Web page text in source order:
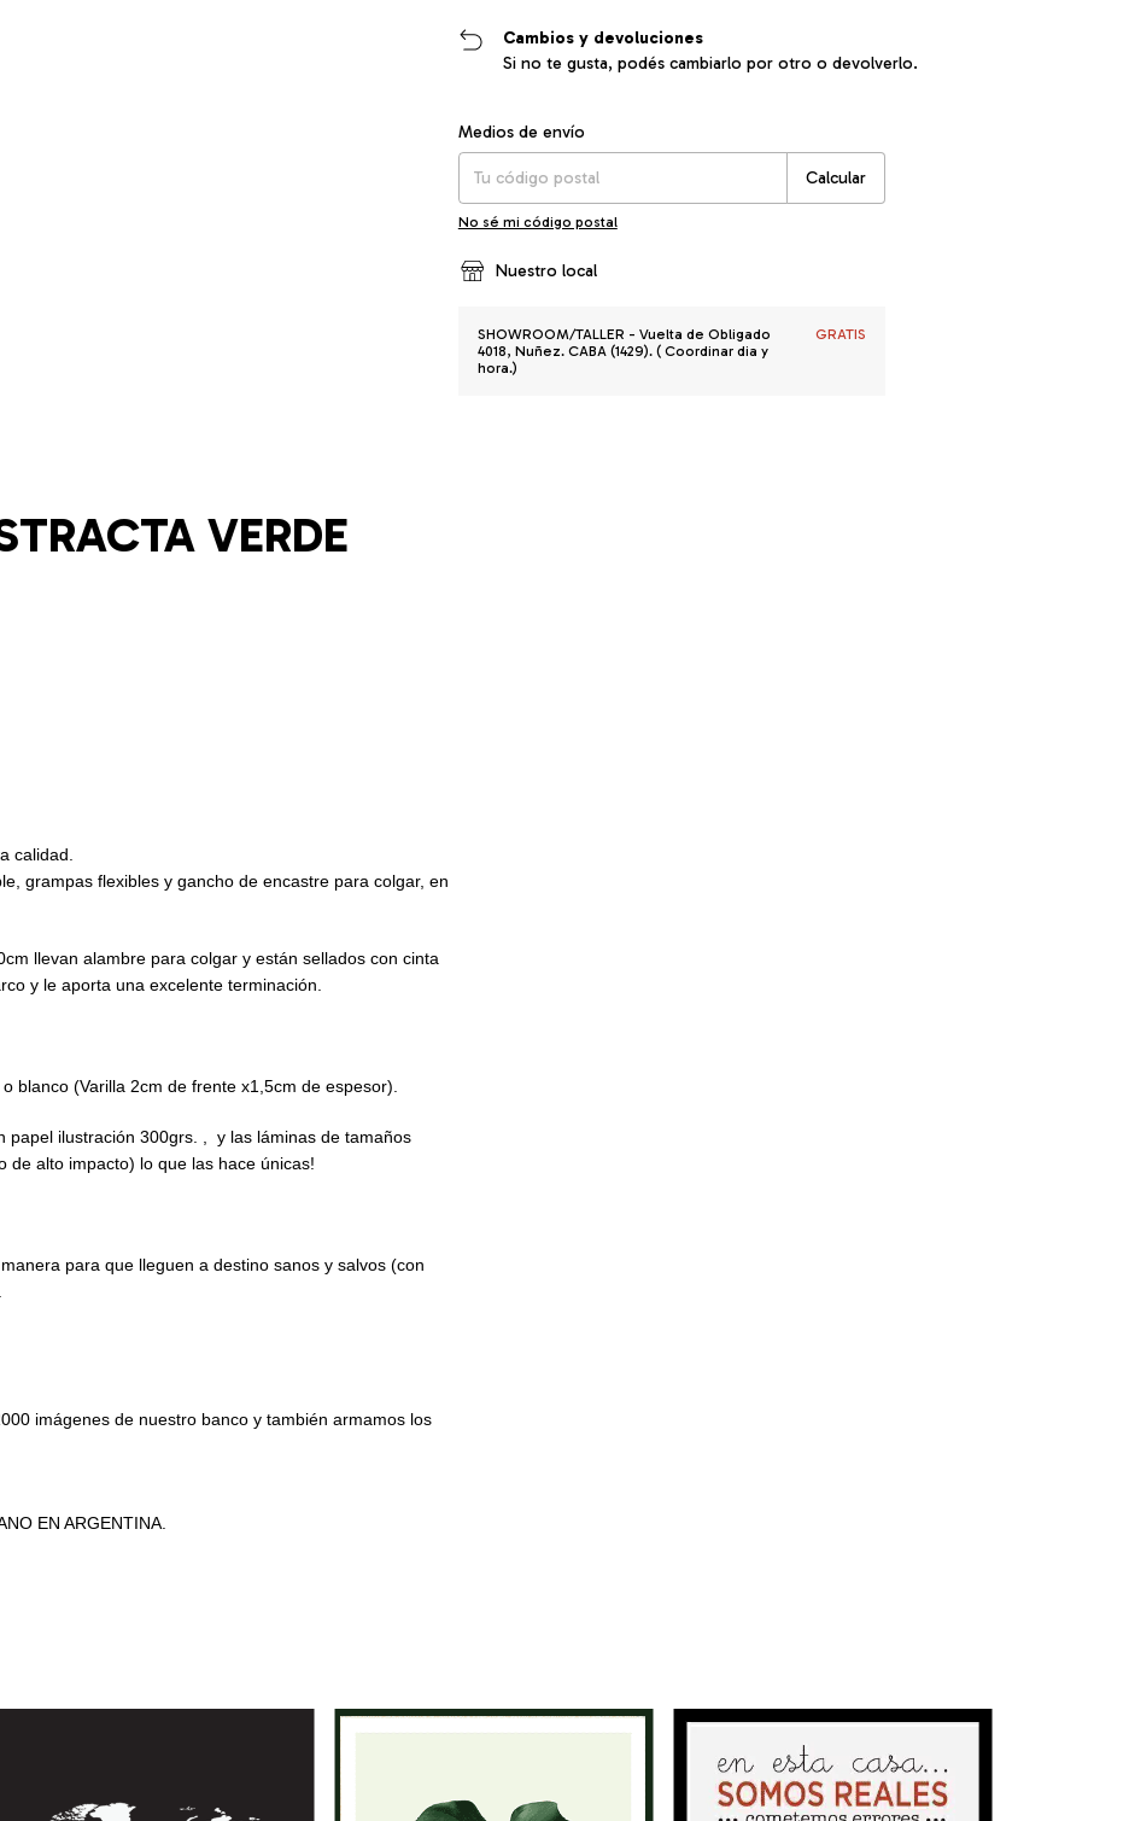
Cambios y devoluciones
Si no te gusta, podés cambiarlo por otro o devolverlo.
Entregas para el CP:
Medios de envío
Calcular
No sé mi código postal
Nuestro local
SHOWROOM/TALLER - Vuelta de Obligado
4018, Nuñez. CABA (1429). ( Coordinar dia y
hora.)
GRATIS
VERDE
calidad.
grampas flexibles y gancho de encastre para colgar, en
llevan alambre para colgar y están sellados con cinta
y le aporta una excelente terminación.
blanco (Varilla 2cm de frente x1,5cm de espesor).
papel ilustración 300grs. , y las láminas de tamaños
de alto impacto) lo que las hace únicas!
para que lleguen a destino sanos y salvos (con
imágenes de nuestro banco y también armamos los
EN ARGENTINA.